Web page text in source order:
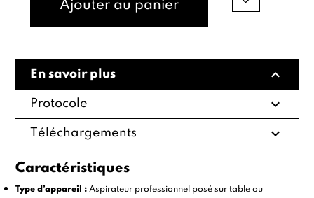
Ajouter au panier
En savoir plus expand_less
Protocole expand_more
Téléchargements expand_more
Caractéristiques
Type d’appareil : Aspirateur professionnel posé sur table ou